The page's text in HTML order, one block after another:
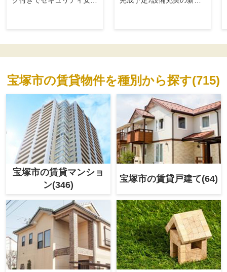
宝塚市の賃貸物件を種別から探す(715)
宝塚市の賃貸マンショ
ン(346)
宝塚市の賃貸戸建て(64)